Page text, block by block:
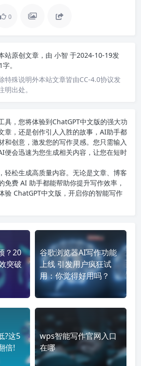
0
站原创文章，由 小智 于2024-10-19发
。
特殊说明外本站文章皆由CC-4.0协议发
明出处。
具，您将体验到ChatGPT中文版的强大功
章，还是创作引人入胜的故事，AI助手都
和创意，激发您的写作灵感。您只需输入
便会迅速为您生成相关内容，让您在短时
轻松生成高质量内容。无论是文章、博客
免费 AI 助手都能帮助你提升写作效率，
验 ChatGPT中文版 ，开启你的智能写作
？20
突破
谷歌浏览器AI写作功能
上线 引发用户疯狂试
用：你觉得好用吗？
?这5
倍!
wps智能写作官网入口
在哪